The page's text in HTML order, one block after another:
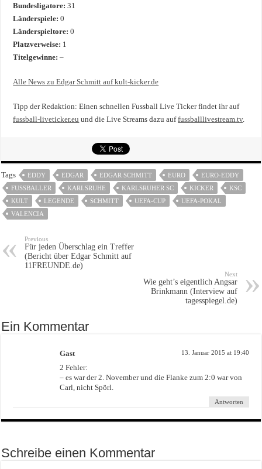
Bundesligatore: 31
Länderspiele: 0
Länderspieltore: 0
Platzverweise: 1
Titelgewinne: –
Alle News zu Edgar Schmitt auf kult-kicker.de
Tipp der Redaktion: Einen schnellen Fussball Live Ticker findet ihr auf
fussball-liveticker.eu und die Live Streams dazu auffussballlivestream.tv.
Tags EDDY EDGAR EDGAR SCHMITT EURO
EURO-EDDY
FUSSBALLER
KARLSRUHE KARLSRUHER SC KICKER
KSC
KULT
LEGENDE SCHMITT UEFA-CUP
UEFA-POKAL
VALENCIA
Previous
Für jeden Überschlag ein Treffer
(Bericht über Edgar Schmitt auf
11FREUNDE.de)
Next
Wie geht’s eigentlich Angsar
Brinkmann (Interview auf
tagesspiegel.de)
Ein Kommentar
Gast 13. Januar 2015 at 19:40
2 Fehler:
– es war der 2. November und die Flanke zum 2:0 war von
Carl, nicht Spörl.
Antworten
Schreibe einen Kommentar